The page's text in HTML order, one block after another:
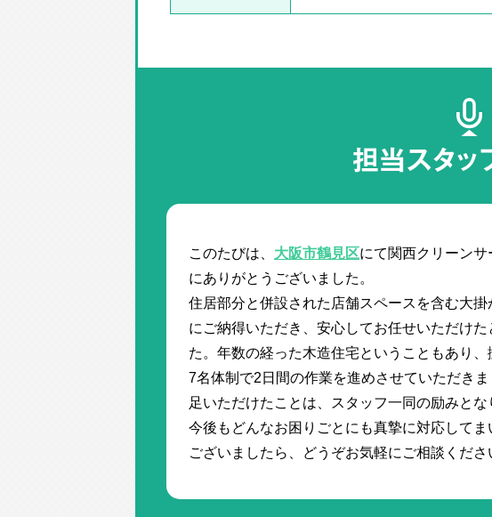
担当スタッ
このたびは、 大阪市鶴見区にて関西クリーン
にありがとうございました。
住居部分と併設された店舗スペースを含む大
にご納得いただき、安心してお任せいただけ
た。年数の経った木造住宅ということもあり、
7名体制で2日間の作業を進めさせていただき
足いただけたことは、スタッフ一同の励みとな
今後もどんなお困りごとにも真摯に対応して
ございましたら、どうぞお気軽にご相談くださ